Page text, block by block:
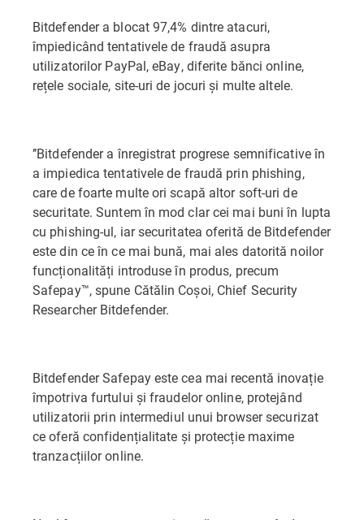
Bitdefender a blocat 97,4% dintre atacuri,
împiedicând tentativele de fraudă asupra
utilizatorilor PayPal, eBay, diferite bănci online,
rețele sociale, site-uri de jocuri și multe altele.
’’Bitdefender a înregistrat progrese semnificative în
a impiedica tentativele de fraudă prin phishing,
care de foarte multe ori scapă altor soft-uri de
securitate. Suntem în mod clar cei mai buni în lupta
cu phishing-ul, iar securitatea oferită de Bitdefender
este din ce în ce mai bună, mai ales datorită noilor
funcționalități introduse în produs, precum
Safepay™, spune Cătălin Coșoi, Chief Security
Researcher Bitdefender.
Bitdefender Safepay este cea mai recentă inovație
împotriva furtului și fraudelor online, protejând
utilizatorii prin intermediul unui browser securizat
ce oferă confidențialitate și protecție maxime
tranzacțiilor online.